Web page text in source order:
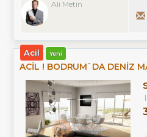
Ali Metin
Acil Yeni
ACİL ! BODRUM`DA DENİZ